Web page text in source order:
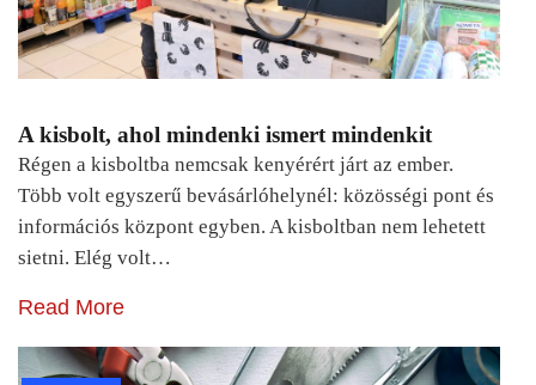
A kisbolt, ahol mindenki ismert mindenkit
Régen a kisboltba nemcsak kenyérért járt az ember.
Több volt egyszerű bevásárlóhelynél: közösségi pont és
információs központ egyben. A kisboltban nem lehetett
sietni. Elég volt…
Read More